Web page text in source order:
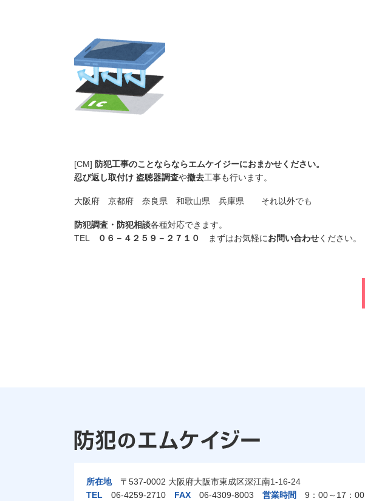
[CM] 防犯工事のことならならエムケイジーにおまかせください。
忍び返し取付け 盗聴器調査や撤去工事も行います。
大阪府 京都府 奈良県 和歌山県 兵庫県 それ以外でも
防犯調査・防犯相談各種対応できます。
TEL
０６－４２５９－２７１０ まずはお気軽にお問い合わせください。
所在地〒537-0002 大阪府大阪市東成区深江南1-16-24
TEL 06-4259-2710 FAX 06-4309-8003 営業時間 9：00～17：00